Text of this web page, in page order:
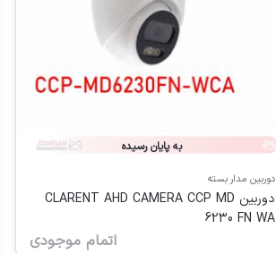
به پایان رسیده
دوربین مدار بسته
دوربین CLARENT AHD CAMERA CCP MD
6230 FN WA
اتمام موجودی